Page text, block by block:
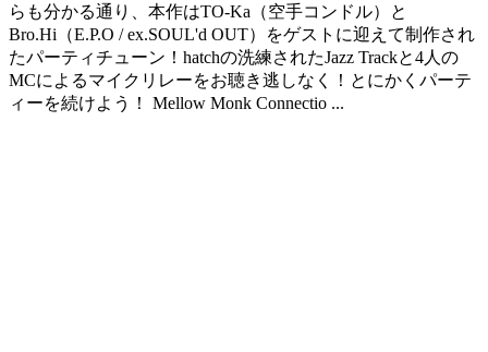
らも分かる通り、本作はTO-Ka（空手コンドル）と
Bro.Hi（E.P.O / ex.SOUL'd OUT）をゲストに迎えて制作され
たパーティチューン！hatchの洗練されたJazz Trackと4人の
MCによるマイクリレーをお聴き逃しなく！とにかくパーテ
ィーを続けよう！ Mellow Monk Connectio ...